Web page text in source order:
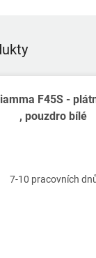
F45S -
, pouzdro bílé
7-10 pracovních